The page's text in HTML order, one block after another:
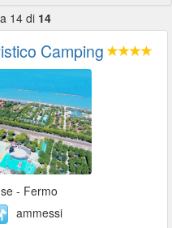
14 di 14
Camping
- Fermo
ammessi